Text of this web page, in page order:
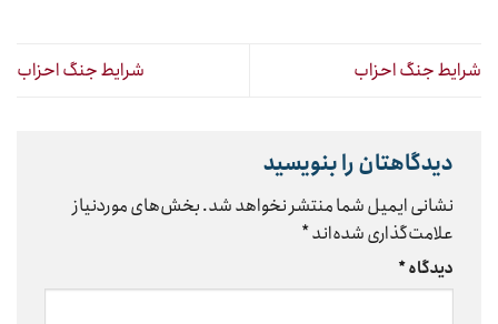
شرایط جنگ احزاب شرایط جنگ احزاب
دیدگاهتان را بنویسید
نشانی ایمیل شما منتشر نخواهد شد.بخش‌های موردنیاز
علامت‌گذاری شده‌اند*
دیدگاه*